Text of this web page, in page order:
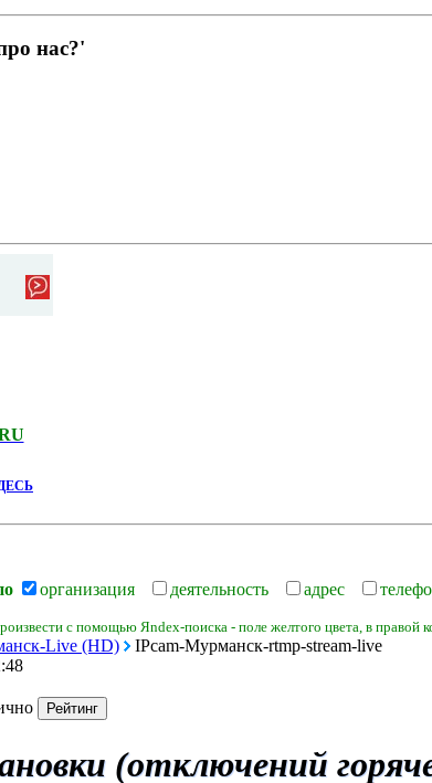
нас?'
организация деятельность адрес
с помощью Яndex-поиска - поле желтого цвета, в правой
Live (HD)
IPcam-Мурманск-rtmp-stream-live
(отключений